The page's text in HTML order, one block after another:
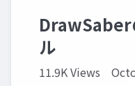
DrawSaber
ル
11.9K Views